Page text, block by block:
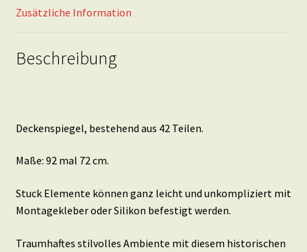
Zusätzliche Information
Beschreibung
Deckenspiegel, bestehend aus 42 Teilen.
Maße: 92 mal 72 cm.
Stuck Elemente können ganz leicht und unkompliziert mit
Montagekleber oder Silikon befestigt werden.
Traumhaftes stilvolles Ambiente mit diesem historischen